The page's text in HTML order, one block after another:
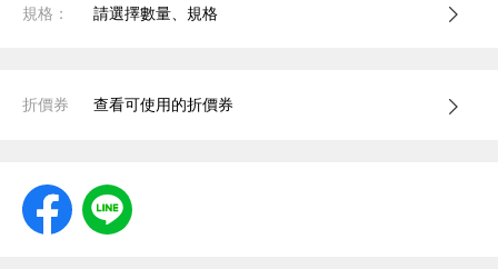
規格： 請選擇數量、規格
折價券 查看可使用的折價券